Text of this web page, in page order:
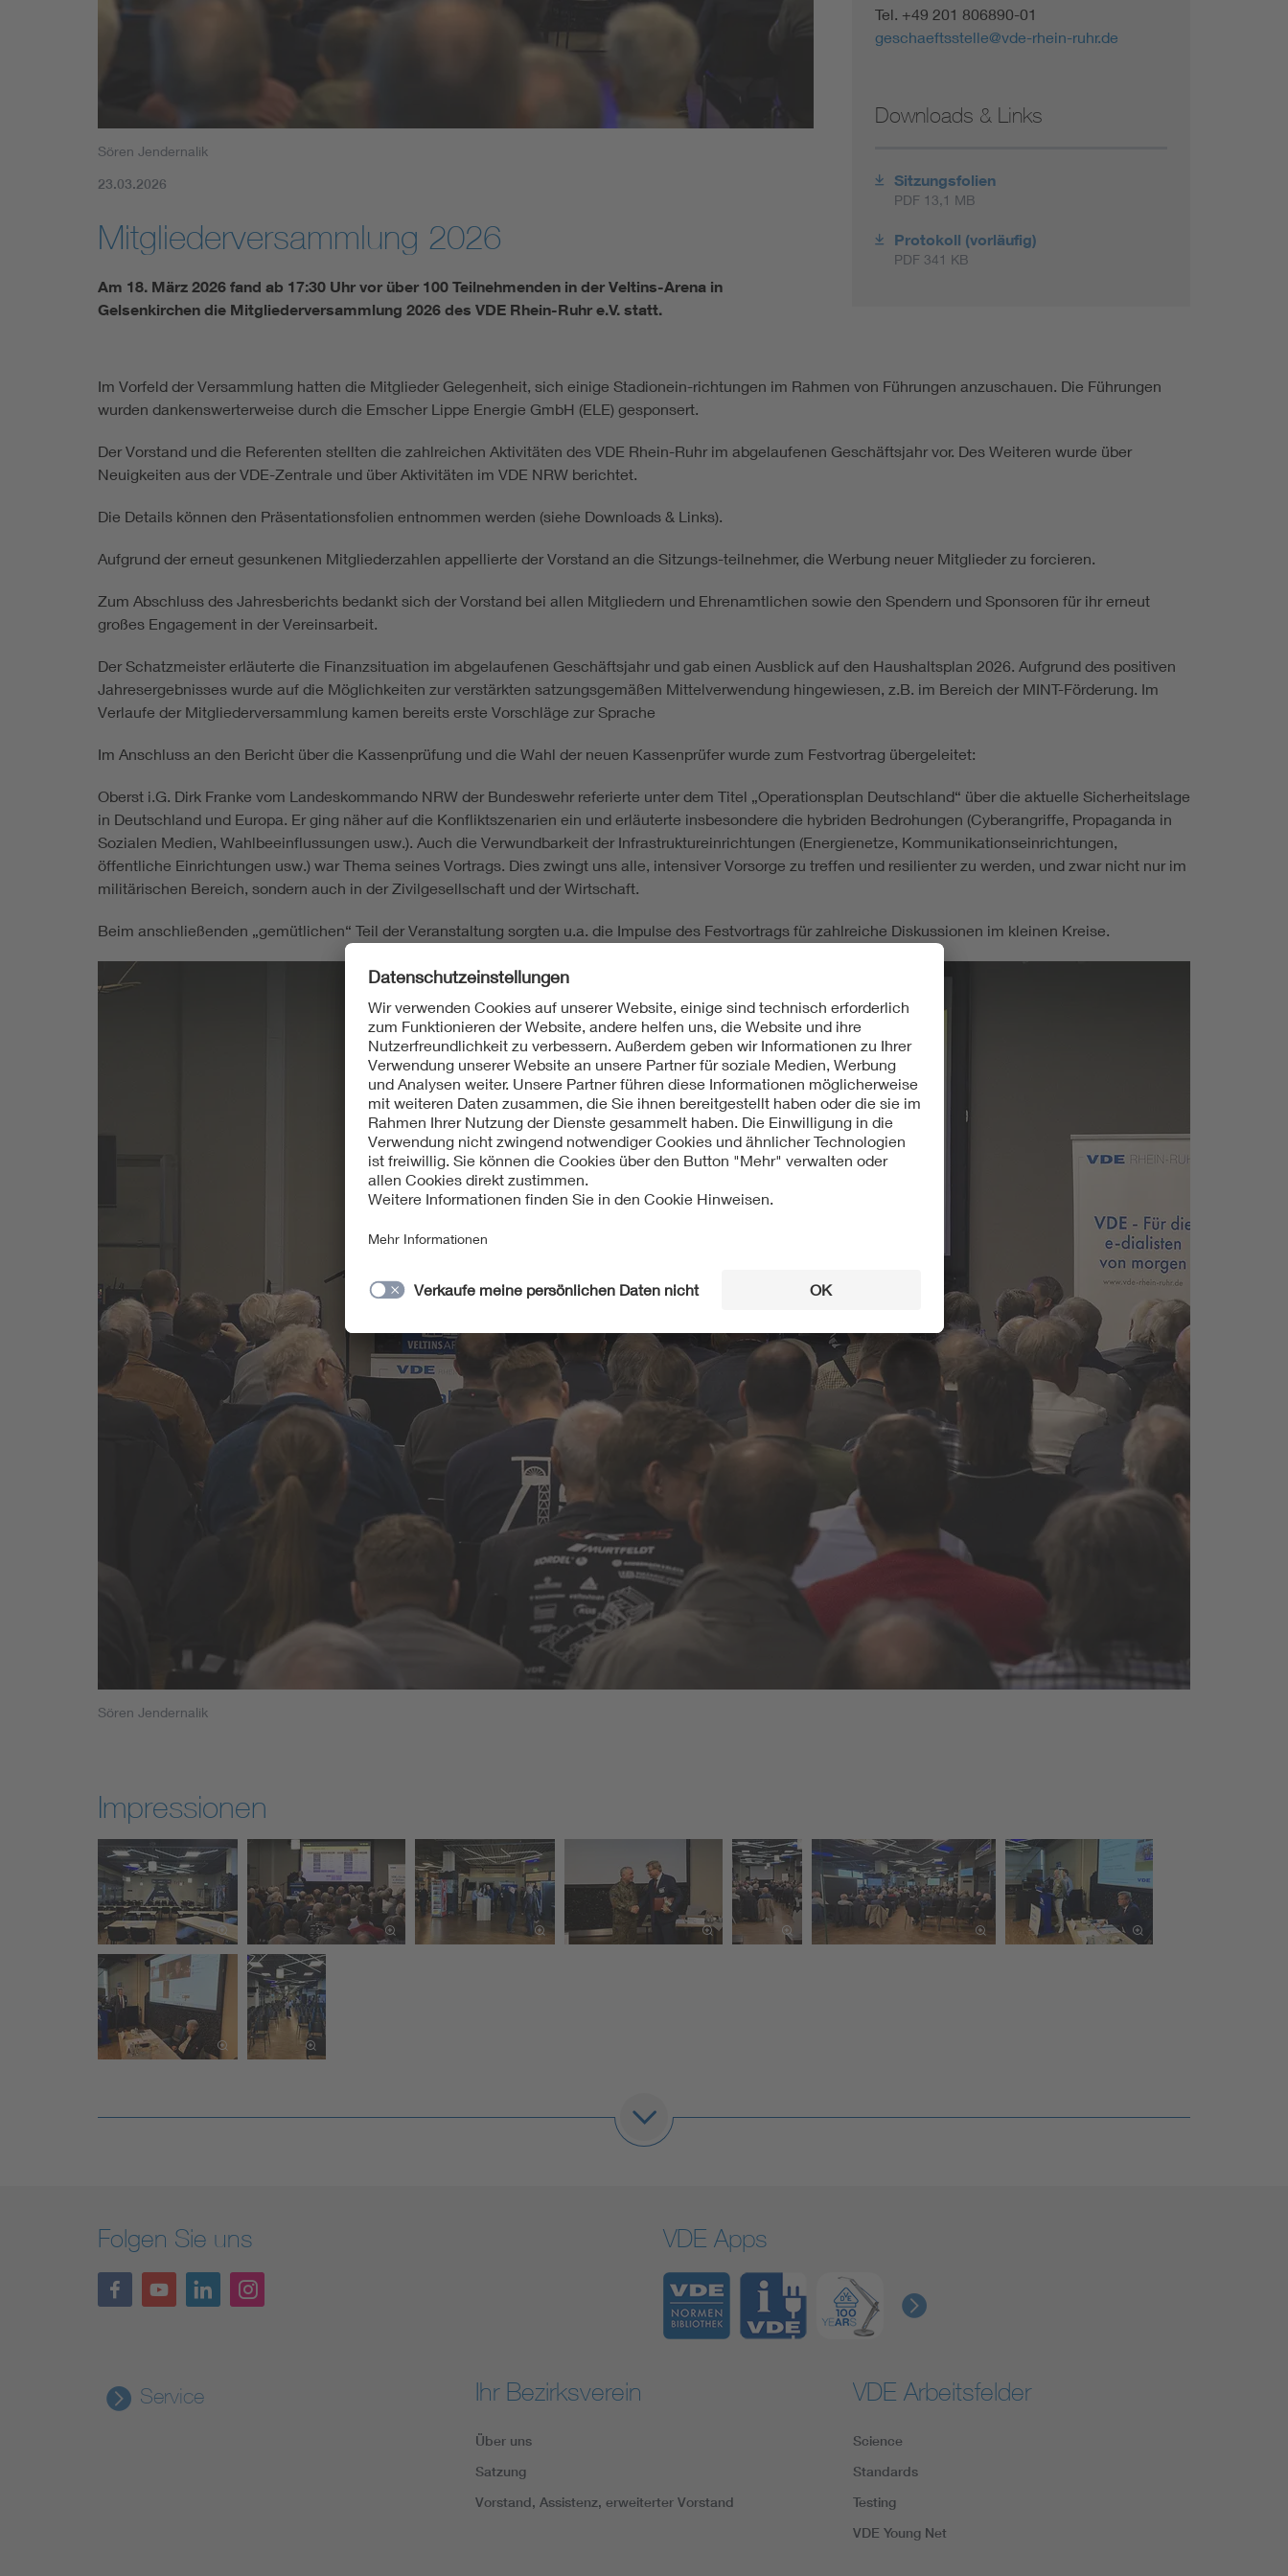
Renewable energies
Sören Jendernalik
23.03.2026
Mitgliederversammlung 2026
Am 18. März 2026 fand ab 17:30 Uhr vor über 100 Teilnehmenden in der Veltins-Arena in
Gelsenkirchen die Mitgliederversammlung 2026 des VDE Rhein-Ruhr e.V. statt.
Tel. +49 201 806890-01
geschaeftsstelle@vde-rhein-ruhr.de
Downloads & Links
Sitzungsfolien
PDF 13,1 MB
Protokoll (vorläufig)
PDF 341 KB
Im Vorfeld der Versammlung hatten die Mitglieder Gelegenheit, sich einige Stadionein-richtungen im Rahmen von Führungen anzuschauen. Die Führungen
wurden dankenswerterweise durch die Emscher Lippe Energie GmbH (ELE) gesponsert.
Der Vorstand und die Referenten stellten die zahlreichen Aktivitäten des VDE Rhein-Ruhr im abgelaufenen Geschäftsjahr vor. Des Weiteren wurde über
Neuigkeiten aus der VDE-Zentrale und über Aktivitäten im VDE NRW berichtet.
Die Details können den Präsentationsfolien entnommen werden (siehe Downloads & Links).
Aufgrund der erneut gesunkenen Mitgliederzahlen appellierte der Vorstand an die Sitzungs-teilnehmer, die Werbung neuer Mitglieder zu forcieren.
Zum Abschluss des Jahresberichts bedankt sich der Vorstand bei allen Mitgliedern und Ehrenamtlichen sowie den Spendern und Sponsoren für ihr erneut
großes Engagement in der Vereinsarbeit.
Der Schatzmeister erläuterte die Finanzsituation im abgelaufenen Geschäftsjahr und gab einen Ausblick auf den Haushaltsplan 2026. Aufgrund des positiven
Jahresergebnisses wurde auf die Möglichkeiten zur verstärkten satzungsgemäßen Mittelverwendung hingewiesen, z.B. im Bereich der MINT-Förderung. Im
Verlaufe der Mitgliederversammlung kamen bereits erste Vorschläge zur Sprache
Im Anschluss an den Bericht über die Kassenprüfung und die Wahl der neuen Kassenprüfer wurde zum Festvortrag übergeleitet:
Oberst i.G. Dirk Franke vom Landeskommando NRW der Bundeswehr referierte unter dem Titel „Operationsplan Deutschland“ über die aktuelle Sicherheitslage
in Deutschland und Europa. Er ging näher auf die Konfliktszenarien ein und erläuterte insbesondere die hybriden Bedrohungen (Cyberangriffe, Propaganda in
Sozialen Medien, Wahlbeeinflussungen usw.). Auch die Verwundbarkeit der Infrastruktureinrichtungen (Energienetze, Kommunikationseinrichtungen,
öffentliche Einrichtungen usw.) war Thema seines Vortrags. Dies zwingt uns alle, intensiver Vorsorge zu treffen und resilienter zu werden, und zwar nicht nur im
militärischen Bereich, sondern auch in der Zivilgesellschaft und der Wirtschaft.
Beim anschließenden „gemütlichen“ Teil der Veranstaltung sorgten u.a. die Impulse des Festvortrags für zahlreiche Diskussionen im kleinen Kreise.
Sören Jendernalik
Impressionen
Folgen Sie uns VDE Apps
Service Ihr Bezirksverein
Über uns
Satzung
Vorstand, Assistenz, erweiterter Vorstand
VDE Arbeitsfelder
Science
Standards
Testing
VDE Young Net